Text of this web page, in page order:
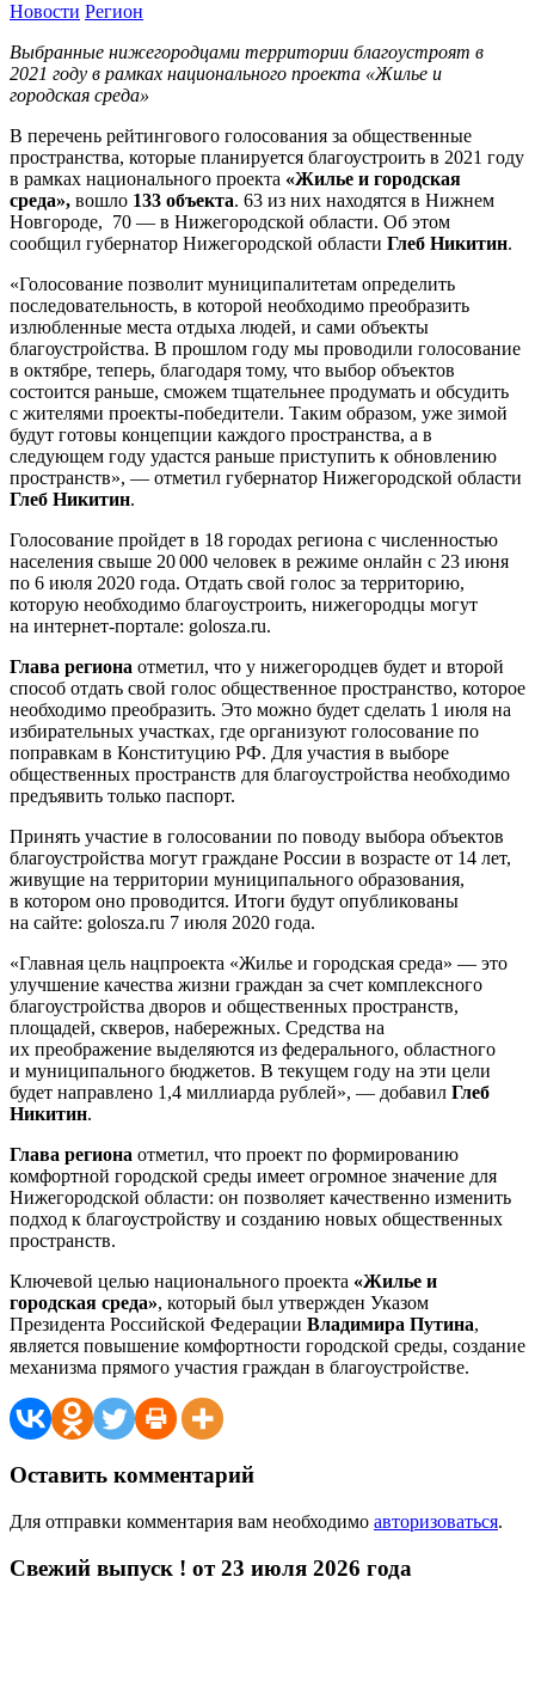
Новости Регион
Выбранные нижегородцами территории благоустроят в
2021 году в рамках национального проекта «Жилье и
городская среда»
В перечень рейтингового голосования за общественные
пространства, которые планируется благоустроить в 2021 году
в рамках национального проекта «Жилье и городская
среда», вошло 133 объекта. 63 из них находятся в Нижнем
Новгороде, 70 — в Нижегородской области. Об этом
сообщил губернатор Нижегородской области Глеб Никитин.
«Голосование позволит муниципалитетам определить
последовательность, в которой необходимо преобразить
излюбленные места отдыха людей, и сами объекты
благоустройства. В прошлом году мы проводили голосование
в октябре, теперь, благодаря тому, что выбор объектов
состоится раньше, сможем тщательнее продумать и обсудить
с жителями проекты-победители. Таким образом, уже зимой
будут готовы концепции каждого пространства, а в
следующем году удастся раньше приступить к обновлению
пространств», — отметил губернатор Нижегородской области
Глеб Никитин.
Голосование пройдет в 18 городах региона с численностью
населения свыше 20 000 человек в режиме онлайн с 23 июня
по 6 июля 2020 года. Отдать свой голос за территорию,
которую необходимо благоустроить, нижегородцы могут
на интернет-портале: golosza.ru.
Глава региона отметил, что у нижегородцев будет и второй
способ отдать свой голос общественное пространство, которое
необходимо преобразить. Это можно будет сделать 1 июля на
избирательных участках, где организуют голосование по
поправкам в Конституцию РФ. Для участия в выборе
общественных пространств для благоустройства необходимо
предъявить только паспорт.
Принять участие в голосовании по поводу выбора объектов
благоустройства могут граждане России в возрасте от 14 лет,
живущие на территории муниципального образования,
в котором оно проводится. Итоги будут опубликованы
на сайте: golosza.ru 7 июля 2020 года.
«Главная цель нацпроекта «Жилье и городская среда» — это
улучшение качества жизни граждан за счет комплексного
благоустройства дворов и общественных пространств,
площадей, скверов, набережных. Средства на
их преображение выделяются из федерального, областного
и муниципального бюджетов. В текущем году на эти цели
будет направлено 1,4 миллиарда рублей», — добавил Глеб
Никитин.
Глава региона отметил, что проект по формированию
комфортной городской среды имеет огромное значение для
Нижегородской области: он позволяет качественно изменить
подход к благоустройству и созданию новых общественных
пространств.
Ключевой целью национального проекта «Жилье и
городская среда», который был утвержден Указом
Президента Российской Федерации Владимира Путина,
является повышение комфортности городской среды, создание
механизма прямого участия граждан в благоустройстве.
Оставить комментарий
Для отправки комментария вам необходимо авторизоваться.
Свежий выпуск ! от 23 июля 2026 года